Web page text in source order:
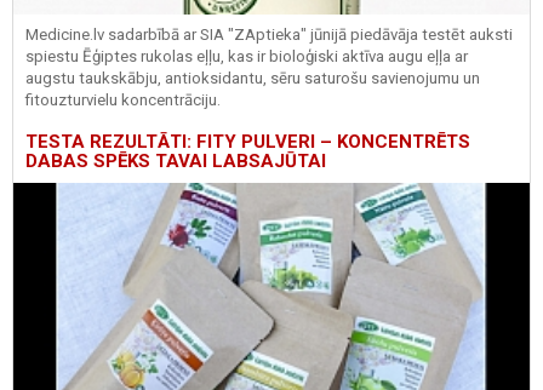
Medicine.lv sadarbībā ar SIA "ZAptieka" jūnijā piedāvāja testēt auksti
spiestu Ēģiptes rukolas eļļu, kas ir bioloģiski aktīva augu eļļa ar
augstu taukskābju, antioksidantu, sēru saturošu savienojumu un
fitouzturvielu koncentrāciju.
TESTA REZULTĀTI: FITY PULVERI – KONCENTRĒTS
DABAS SPĒKS TAVAI LABSAJŪTAI